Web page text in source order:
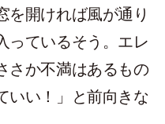
を開ければ風が通り
っているそう。エレ
さか不満はあるもの
いい！」と前向きな